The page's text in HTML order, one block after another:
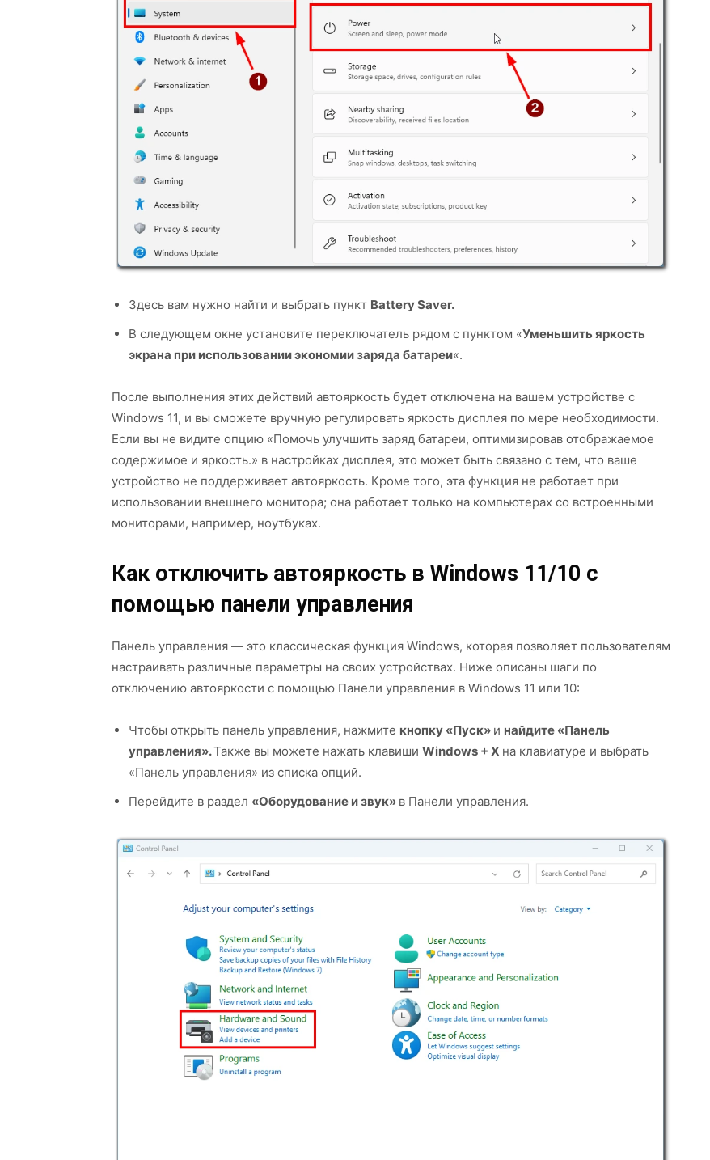
Здесь вам нужно найти и выбрать пункт Battery Saver.
В следующем окне установите переключатель рядом с пунктом «Уменьшить яркость
экрана при использовании экономии заряда батареи«.
После выполнения этих действий автояркость будет отключена на вашем устройстве с
Windows 11, и вы сможете вручную регулировать яркость дисплея по мере необходимости.
Если вы не видите опцию «Помочь улучшить заряд батареи, оптимизировав отображаемое
содержимое и яркость.» в настройках дисплея, это может быть связано с тем, что ваше
устройство не поддерживает автояркость. Кроме того, эта функция не работает при
использовании внешнего монитора; она работает только на компьютерах со встроенными
мониторами, например, ноутбуках.
Как отключить автояркость в Windows 11/10 с
помощью панели управления
Панель управления — это классическая функция Windows, которая позволяет пользователям
настраивать различные параметры на своих устройствах. Ниже описаны шаги по
отключению автояркости с помощью Панели управления в Windows 11 или 10:
Чтобы открыть панель управления, нажмите кнопку «Пуск» и найдите «Панель
управления».Также вы можете нажать клавиши Windows + X на клавиатуре и выбрать
«Панель управления» из списка опций.
Перейдите в раздел «Оборудование и звук» в Панели управления.